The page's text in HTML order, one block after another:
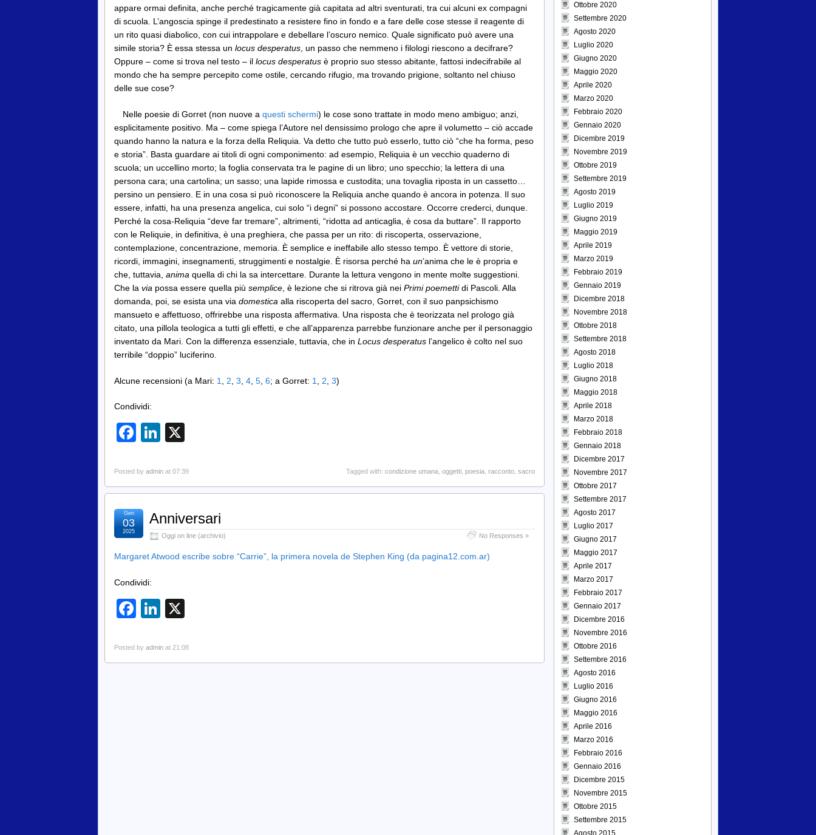
appare ormai definita, anche perché tragicamente già capitata ad altri sventurati, tra cui alcuni ex compagni
di scuola. L’angoscia spinge il predestinato a resistere fino in fondo e a fare delle cose stesse il reagente di
un rito quasi diabolico, con cui intrappolare e debellare l’oscuro nemico. Quale significato può avere una
simile storia? È essa stessa un locus desperatus , un passo che nemmeno i filologi riescono a decifrare?
Oppure – come si trova nel testo – il locus desperatus è proprio suo stesso abitante, fattosi indecifrabile al
mondo che ha sempre percepito come ostile, cercando rifugio, ma trovando prigione, soltanto nel chiuso
delle sue cose?
Nelle poesie di Gorret (non nuove a questi schermi) le cose sono trattate in modo meno ambiguo; anzi,
esplicitamente positivo. Ma – come spiega l’Autore nel densissimo prologo che apre il volumetto – ciò accade
quando hanno la natura e la forza della Reliquia. Va detto che tutto può esserlo, tutto ciò “che ha forma, peso
e storia”. Basta guardare ai titoli di ogni componimento: ad esempio, Reliquia è un vecchio quaderno di
scuola; un uccellino morto; la foglia conservata tra le pagine di un libro; uno specchio; la lettera di una
persona cara; una cartolina; un sasso; una lapide rimossa e custodita; una tovaglia riposta in un cassetto…
persino un pensiero. E in una cosa si può riconoscere la Reliquia anche quando è ancora in potenza. Il suo
essere, infatti, ha una presenza angelica, cui solo “i degni” si possono accostare. Occorre crederci, dunque.
Perché la cosa-Reliquia “deve far tremare”, altrimenti, “ridotta ad anticaglia, è cosa da buttare”. Il rapporto
con le Reliquie, in definitiva, è una preghiera, che passa per un rito: di riscoperta, osservazione,
contemplazione, concentrazione, memoria. È semplice e ineffabile allo stesso tempo. È vettore di storie,
ricordi, immagini, insegnamenti, struggimenti e nostalgie. È risorsa perché ha un’anima che le è propria e
che, tuttavia, anima quella di chi la sa intercettare. Durante la lettura vengono in mente molte suggestioni.
Che la via possa essere quella più semplice , è lezione che si ritrova già nei Primi poemettidi Pascoli. Alla
domanda, poi, se esista una via domestica alla riscoperta del sacro, Gorret, con il suo panpsichismo
mansueto e affettuoso, offrirebbe una risposta affermativa. Una risposta che è teorizzata nel prologo già
citato, una pillola teologica a tutti gli effetti, e che all’apparenza parrebbe funzionare anche per il personaggio
inventato da Mari. Con la differenza essenziale, tuttavia, che in Locus desperatus l’angelico è colto nel suo
terribile “doppio” luciferino.
Alcune recensioni (a Mari: 1 2 3 4 5 6; a Gorret: 1 2 3)
Condividi:
Facebook
LinkedIn
Posted by admin at 07:39 Tagged with: condizione umana oggetti poesia racconto sacro
Anniversari
Oggi on line (archivio) No Responses »
Gen
03
2025
Margaret Atwood escribe sobre “Carrie”, la primera novela de Stephen King (da pagina12.com.ar)
Condividi:
Facebook
LinkedIn
Posted by admin at 21:08
Ottobre 2020
Settembre 2020
Agosto 2020
Luglio 2020
Giugno 2020
Maggio 2020
Aprile 2020
Marzo 2020
Febbraio 2020
Gennaio 2020
Dicembre 2019
Novembre 2019
Ottobre 2019
Settembre 2019
Agosto 2019
Luglio 2019
Giugno 2019
Maggio 2019
Aprile 2019
Marzo 2019
Febbraio 2019
Gennaio 2019
Dicembre 2018
Novembre 2018
Ottobre 2018
Settembre 2018
Agosto 2018
Luglio 2018
Giugno 2018
Maggio 2018
Aprile 2018
Marzo 2018
Febbraio 2018
Gennaio 2018
Dicembre 2017
Novembre 2017
Ottobre 2017
Settembre 2017
Agosto 2017
Luglio 2017
Giugno 2017
Maggio 2017
Aprile 2017
Marzo 2017
Febbraio 2017
Gennaio 2017
Dicembre 2016
Novembre 2016
Ottobre 2016
Settembre 2016
Agosto 2016
Luglio 2016
Giugno 2016
Maggio 2016
Aprile 2016
Marzo 2016
Febbraio 2016
Gennaio 2016
Dicembre 2015
Novembre 2015
Ottobre 2015
Settembre 2015
Agosto 2015